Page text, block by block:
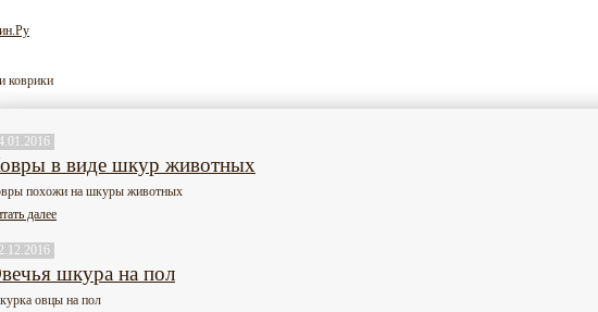
коврики
в виде шкур животных
похожи на шкуры животных
далее
шкура на пол
овцы на пол